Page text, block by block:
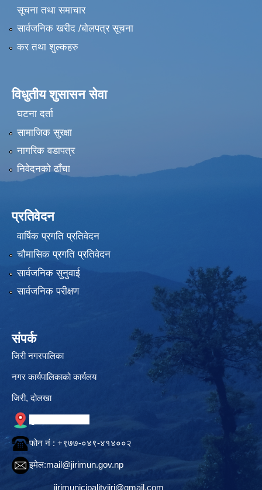
सूचना तथा समाचार
सार्वजनिक खरीद /बोलपत्र सूचना
कर तथा शुल्कहरु
विधुतीय शुसासन सेवा
घटना दर्ता
सामाजिक सुरक्षा
नागरिक वडापत्र
निवेदनको ढाँचा
प्रतिवेदन
वार्षिक प्रगति प्रतिवेदन
चौमासिक प्रगति प्रतिवेदन
सार्वजनिक सुनुवाई
सार्वजनिक परीक्षण
संपर्क
जिरी नगरपालिका
नगर कार्यपालिकाको कार्यलय
जिरी, दोलखा
फोन नं‍ : +९७७-०४९-४१४००२
इमेल:mail@jirimun.gov.np
jirimunicipalityjiri@gmail.com